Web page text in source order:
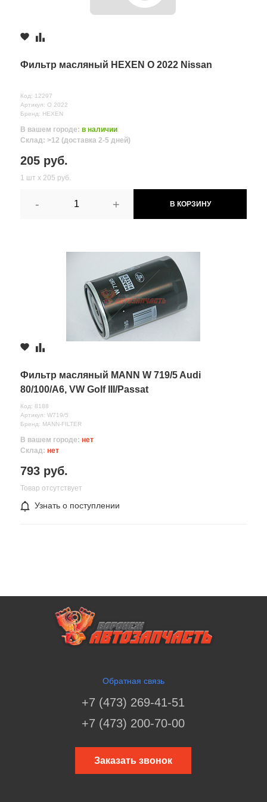
Фильтр масляный HEXEN O 2022 Nissan
Код: 12297
Артикул: O 2022
Бренд: HEXEN
В вашем городе: в наличии
Склад: >12 (доставка 2-5 дней)
205 руб.
1 шт х 205 руб.
- + В КОРЗИНУ
Фильтр масляный MANN W 719/5 Audi
80/100/A6, VW Golf III/Passat
Код: 8188
Артикул: W719/5
Бренд: MANN-FILTER
В вашем городе: нет
Склад: нет
793 руб.
Товар отсутствует
Узнать о поступлении
Обратная связь
+7 (473) 269-41-51
+7 (473) 200-70-00
Заказать звонок